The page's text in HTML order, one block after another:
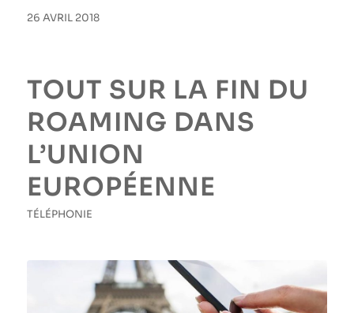
26 AVRIL 2018
TOUT SUR LA FIN DU
ROAMING DANS
L’UNION
EUROPÉENNE
TÉLÉPHONIE